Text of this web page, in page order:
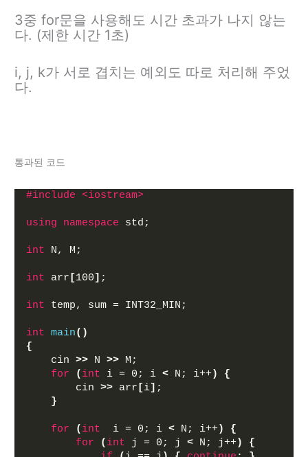
3중 for문을 사용해도 시간 초과가 나지 않는
다. (제한 시간 1초)
i, j, k가 서로 겹치는 예외도 따로 처리해 주었
다.
통과된 코드
#include <iostream>
using namespace std;
int N, M;
int arr [100] ;
int temp, sum = INT32_MIN;
int main()
{
    cin
>> N >> M;
for
( int i = 0; i < N; i++)
{
        cin
>> arr [i] ;
}
for ( int
  i = 0; i
< N; i++)
{
for
( int j = 0; j < N; j++)
{